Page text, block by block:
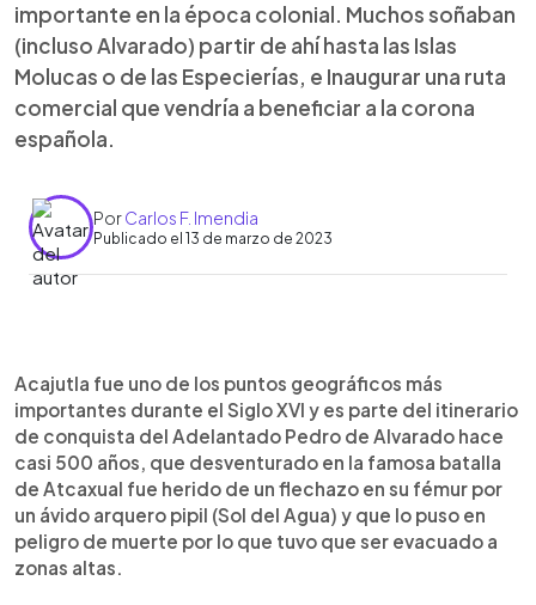
importante en la época colonial. Muchos soñaban
(incluso Alvarado) partir de ahí hasta las Islas
Molucas o de las Especierías, e Inaugurar una ruta
comercial que vendría a beneficiar a la corona
española.
PorCarlos F. Imendia
Publicado el 13 de marzo de 2023
► Escuchar artículo
Acajutla fue uno de los puntos geográficos más
importantes durante el Siglo XVI y es parte del itinerario
de conquista del Adelantado Pedro de Alvarado hace
casi 500 años, que desventurado en la famosa batalla
de Atcaxual fue herido de un flechazo en su fémur por
un ávido arquero pipil (Sol del Agua) y que lo puso en
peligro de muerte por lo que tuvo que ser evacuado a
zonas altas.